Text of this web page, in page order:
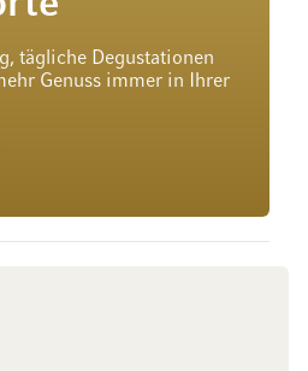
tägliche Degustationen
Genuss immer in Ihrer